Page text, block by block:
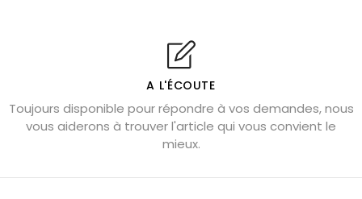
Shungite : purification et protection
Bagues en labradorite argent 925
Lapis lazuli : propriétés et précautions
Citrine : propriétés magiques
Aigue-marine : propriétés et couleurs
A L'ÉCOUTE
Toujours disponible pour répondre à vos demandes, nous
vous aiderons à trouver l'article qui vous convient le
mieux.